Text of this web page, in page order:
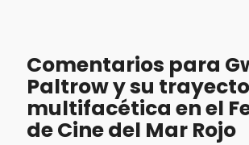
Comentarios para
Paltrow y su
multifacética en el
de Cine del Mar Rojo